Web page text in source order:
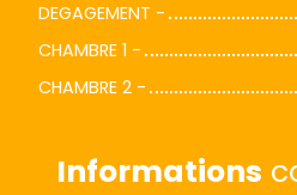
DEGAGEMENT -
CHAMBRE 1 -
CHAMBRE 2 -
Informations